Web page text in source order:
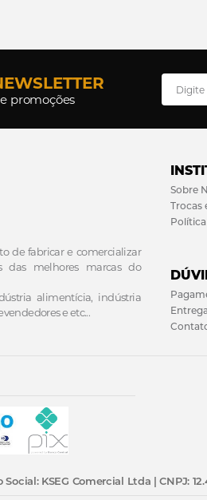
promoções
de fabricar e comercializar
das melhores marcas do
alimentícia, indústria
e etc...
Sobre
Trocas
Social: KSEG Comercial Ltda | CNPJ: